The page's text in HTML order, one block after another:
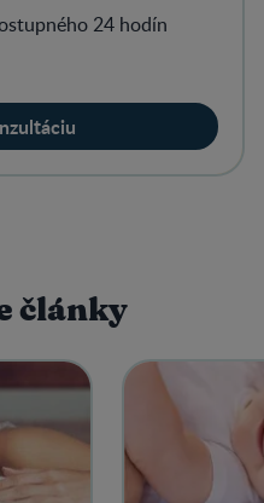
24 hodín
články